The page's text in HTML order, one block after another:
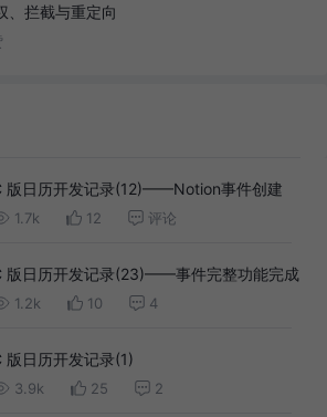
、拦截与重定向
版日历开发记录(12)——Notion事件创建
1.7k 12 评论
版日历开发记录(23)——事件完整功能完成
1.2k 10 4
日历开发记录(1)
3.9k 25 2